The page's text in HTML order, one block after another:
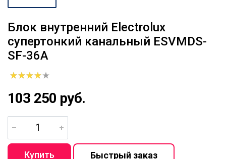
Блок внутренний Electrolux
супертонкий канальный ESVMDS-
SF-36A
103 250 руб.